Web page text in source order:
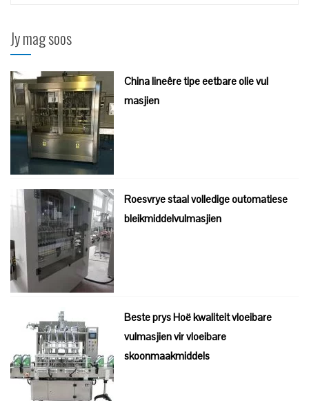
Jy mag soos
China lineêre tipe eetbare olie vul
masjien
Roesvrye staal volledige outomatiese
bleikmiddelvulmasjien
Beste prys Hoë kwaliteit vloeibare
vulmasjien vir vloeibare
skoonmaakmiddels